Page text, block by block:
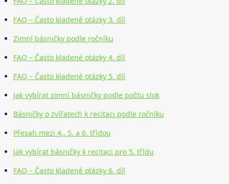
FAQ – Často kladené otázky 3. díl
Zimní básničky podle ročníku
FAQ – Často kladené otázky 4. díl
FAQ – Často kladené otázky 5. díl
Jak vybírat zimní básničky podle počtu slok
Básničky o zvířatech k recitaci podle ročníku
Přesah mezi 4., 5. a 6. třídou
Jak vybírat básničky k recitaci pro 5. třídu
FAQ – Často kladené otázky 6. díl